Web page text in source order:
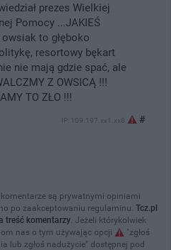
prezes Wielkiej
Pomocy ...JAKIEŚ
owsiak to głęboko
resortowy bękart
nie mają gdzie spać, ale
Z OWSICĄ !!!
TO ZŁO !!!
IP: 109.197.xx1.xx8 #
są prywatnymi opiniami
po zaakceptowaniu regulaminu. Tcz.pl
treść komentarzy. Jeżeli którykolwiek
nas o tym używając opcji
"zgłoś
lub zgłoś nadużycie" dostępnej pod